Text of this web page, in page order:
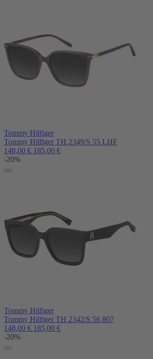
Tommy Hilfiger
Tommy Hilfiger TH 2349/S 55 LHF
148,00 € 185,00 €
-20%
Tommy Hilfiger
Tommy Hilfiger TH 2342/S 56 807
148,00 € 185,00 €
-20%